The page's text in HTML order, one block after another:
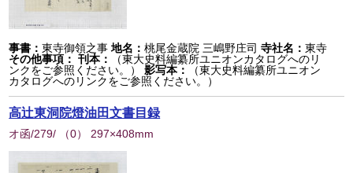
事書：東寺御領之事地名：桃尾金蔵院 三嶋野庄司 寺社名：東寺
その他事項： 刊本：
（東大史料編纂所ユニオンカタログへのリ
ンクをご参照ください。）
影写本：
（東大史料編纂所ユニオン
カタログへのリンクをご参照ください。）
高辻東洞院燈油田文書目録
オ函/279/ （0） 297×408mm